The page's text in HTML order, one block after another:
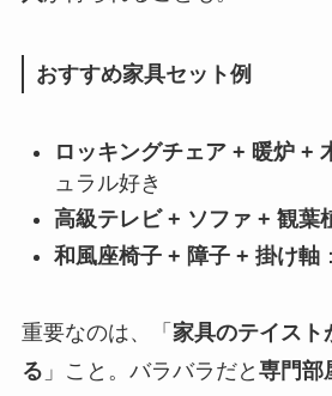
おすすめ家具セット例
ロッキングチェア + 暖炉 +
ュラル好き
高級テレビ + ソファ + 観葉
和風座椅子 + 障子 + 掛け軸
重要なのは、「 家具のテイスト
る 」こと。バラバラだと 専門部